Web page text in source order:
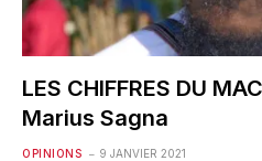
LES CHIFFRES DU
Marius Sagna
OPINIONS 9 JANVIER 2021